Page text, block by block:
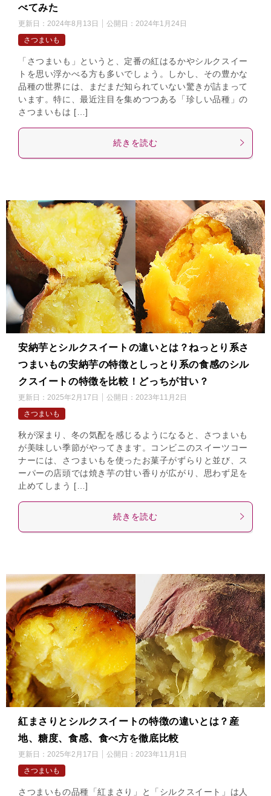
べてみた
更新日： 2024年8月13日 公開日： 2024年1月24日
さつまいも
「さつまいも」というと、定番の紅はるかやシルクスイー
トを思い浮かべる方も多いでしょう。しかし、その豊かな
品種の世界には、まだまだ知られていない驚きが詰まって
います。特に、最近注目を集めつつある「珍しい品種」の
さつまいもは […]
続きを読む
安納芋とシルクスイートの違いとは？ねっとり系さ
つまいもの安納芋の特徴としっとり系の食感のシル
クスイートの特徴を比較！どっちが甘い？
更新日： 2025年2月17日 公開日： 2023年11月2日
さつまいも
秋が深まり、冬の気配を感じるようになると、さつまいも
が美味しい季節がやってきます。コンビニのスイーツコー
ナーには、さつまいもを使ったお菓子がずらりと並び、ス
ーパーの店頭では焼き芋の甘い香りが広がり、思わず足を
止めてしまう […]
続きを読む
紅まさりとシルクスイートの特徴の違いとは？産
地、糖度、食感、食べ方を徹底比較
更新日： 2025年2月17日 公開日： 2023年11月1日
さつまいも
さつまいもの品種「紅まさり」と「シルクスイート」は人